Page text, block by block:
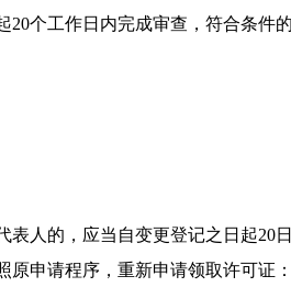
个工作日内完成审查， 符合条件
表人的，应当自变更登记之日起20
原申请程序，重新申请领取许可证：